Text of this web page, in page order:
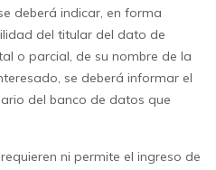
deberá indicar, en forma
del titular del dato de
o parcial, de su nombre de la
se deberá informar el
del banco de datos que
ni permite el ingreso de